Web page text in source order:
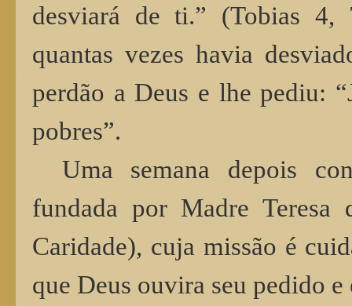
desviará de ti.” (Tobias 4,
quantas vezes havia
perdão a Deus e lhe pediu:
pobres”.
Uma semana depois
fundada por Madre Teresa
Caridade), cuja missão é
que Deus ouvira seu pedido